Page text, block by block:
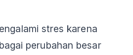
stres karena
perubahan besar